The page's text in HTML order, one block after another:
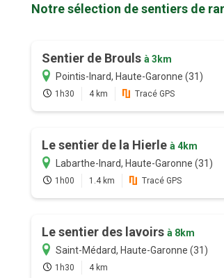
Notre sélection de sentiers de
Sentier de Brouls à 3km
Pointis-Inard, Haute-Garonne (31)
1h30 4 km Tracé GPS
Le sentier de la Hierle à 4km
Labarthe-Inard, Haute-Garonne (31)
1h00 1.4 km Tracé GPS
Le sentier des lavoirs à 8km
Saint-Médard, Haute-Garonne (31)
1h30 4 km